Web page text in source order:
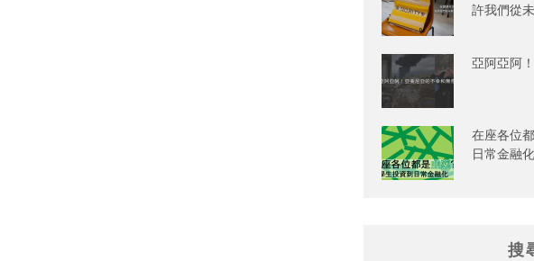
許我們從
亞阿亞阿
在座各位
日常金融化
搜